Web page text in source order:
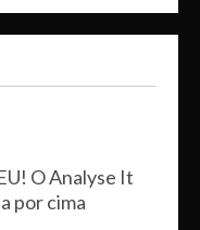
O Analyse It
por cima